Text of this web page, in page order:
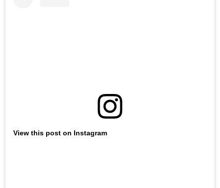
View this post on Instagram